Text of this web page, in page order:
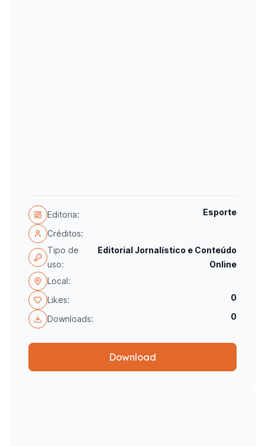
Editoria: Esporte
Créditos:
Tipo de
uso:
Editorial Jornalístico e Conteúdo
Online
Local:
Likes:
0
Downloads: 0
Download